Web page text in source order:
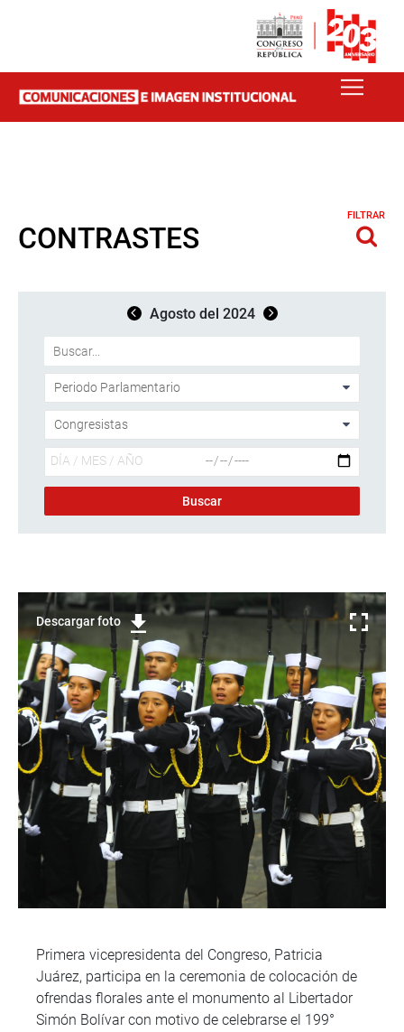
CONTRASTES
FILTRAR
Agosto del 2024
Descargar foto
Primera vicepresidenta del Congreso, Patricia
Juárez, participa en la ceremonia de colocación de
ofrendas florales ante el monumento al Libertador
Simón Bolívar con motivo de celebrarse el 199°